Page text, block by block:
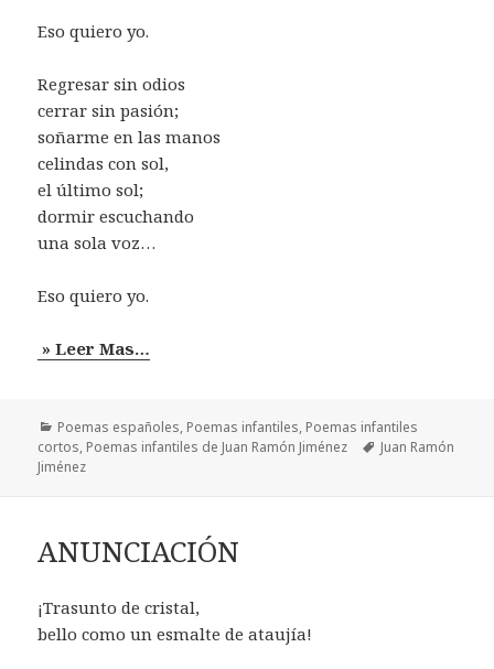
Eso quiero yo.
Regresar sin odios
cerrar sin pasión;
soñarme en las manos
celindas con sol,
el último sol;
dormir escuchando
una sola voz…
Eso quiero yo.
» Leer Mas…
Categorías
Poemas españoles, Poemas infantiles, Poemas infantiles
cortos, Poemas infantiles de Juan Ramón Jiménez Etiquetas
Juan Ramón
Jiménez
ANUNCIACIÓN
¡Trasunto de cristal,
bello como un esmalte de ataujía!